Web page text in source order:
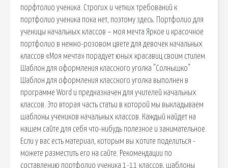
порфтолио ученика. Строгих и четких требований к
портфолио ученика пока нет, поэтому здесь. Портфолио для
ученицы начальных классов – моя мечта Яркое и красочное
портфолио в нежно-розовом цвете для девочек начальных
классов «Моя мечта» порадует юных красавиц своим стилем.
Шаблон для оформления классного уголка "Солнышко"
Шаблон для оформления классного уголка выполнен в
программе Word и предназначен для учителей начальных
классов. Это вторая часть статьи в которой мы выкладываем
шаблоны учеников начальных классов. Каждый найдет на
нашем сайте для себя что-нибудь полезное и занимательное.
Если у вас есть материал, которым вы хотите поделиться -
можете разместить его на сайте. Рекомендации по
составлению портфолио ученика 1-11 классов, шаблоны